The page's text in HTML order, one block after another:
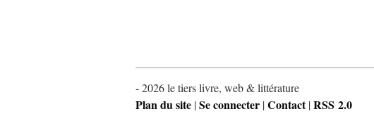
- 2026 le tiers livre, web & littérature
Plan du site |Se connecter |Contact|RSS 2.0